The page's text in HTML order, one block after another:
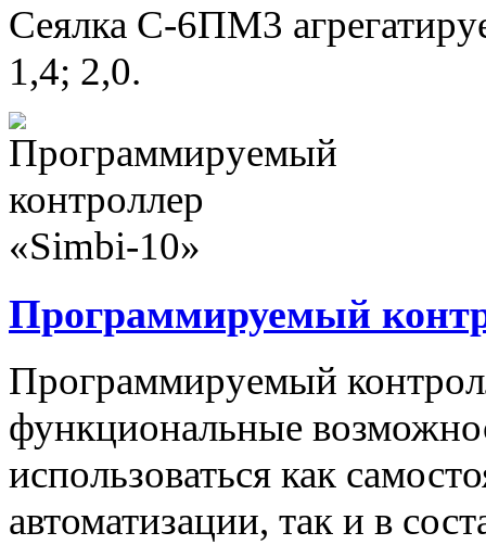
Сеялка С-6ПМ3
1,4; 2,0.
Программируемый
Программируемый
функциональные
использоваться как
автоматизации, так и в